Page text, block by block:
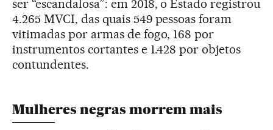
ser “escandalosa”: em 2018, o Estado registrou
4.265 MVCI, das quais 549 pessoas foram
vitimadas por armas de fogo, 168 por
instrumentos cortantes e 1.428 por objetos
contundentes.
Mulheres negras morrem mais